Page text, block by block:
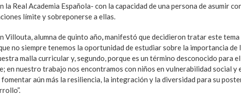
la Real Academia Española- con la capacidad de una persona de asumir
límite y sobreponerse a ellas.
Villouta, alumna de quinto año manifestó que decidieron tratar este
no siempre tenemos la oportunidad de estudiar sobre la importancia de
malla curricular y, segundo, porque es un término desconocido para el
en nuestro trabajo nos encontramos con niños en vulnerabilidad social y
fomentar aún más la resiliencia, la integración y la diversidad para su